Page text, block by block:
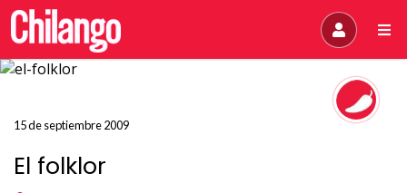
15 de septiembre 2009
El folklor